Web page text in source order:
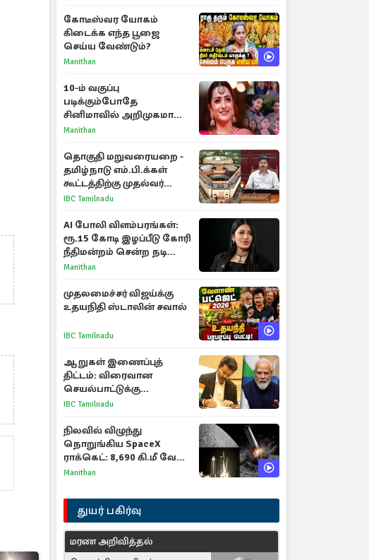
கோடீஸ்வர யோகம்
கிடைக்க எந்த பூஜை
செய்ய வேண்டும்?
Manithan
10-ம் வகுப்பு
படிக்கும்போதே
சினிமாவில் அறிமுகமான
த்ரிஷா! உண்மையை
காந்தி
Manithan
தொகுதி மறுவரையறை -
தமிழ்நாடு எம்.பி.க்கள்
கூட்டத்திற்கு முதல்வர்
விஜய் அழைப்பு
IBC Tamilnadu
AI போலி விளம்பரங்கள்:
ரூ.15 கோடி இழப்பீடு கோரி
நீதிமன்றம் சென்ற நடிகை
ஸ்ருதி ஹாசன்!
Manithan
முதலமைச்சர் விஜய்க்கு
உதயநிதி ஸ்டாலின் சவால்
IBC Tamilnadu
ஆறுகள் இணைப்புத்
திட்டம்: விரைவான
செயல்பாட்டுக்கு
பிரதமருக்கு முதலமைச்சர்
IBC Tamilnadu
நிலவில் விழுந்து
நொறுங்கிய SpaceX
ராக்கெட்: 8,690 கி.மீ வேக
மோதலால் உருவான புதிய
Manithan
துயர் பகிர்வு
மரண அறிவித்தல்